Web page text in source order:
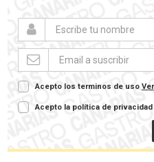
Acepto los terminos de uso Ver
Acepto la política de privacidad